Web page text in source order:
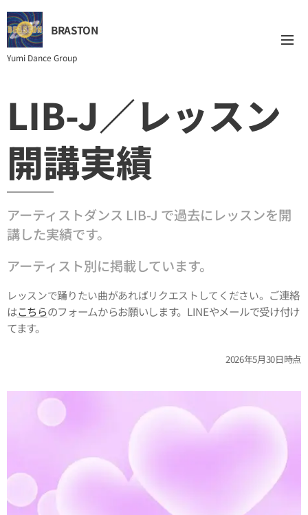
BRASTON
Yumi Dance Group
LIB-J／レッスン
開講実績
アーティストダンス LIB-J で過去にレッスンを開
講した実績です。
アーティスト別に掲載しています。
レッスンで踊りたい曲があればリクエストしてください。 ご連絡
はこちらのフォームからお願いします。LINEやメールで受け付け
てます。
2026年5月30日時点